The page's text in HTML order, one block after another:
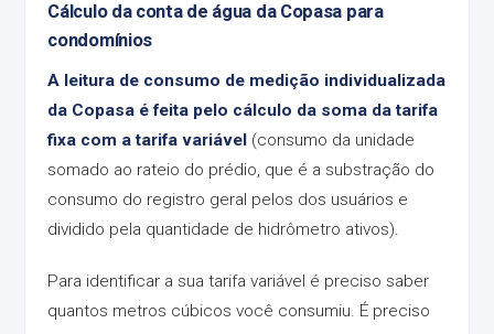
Cálculo da conta de água da Copasa para
condomínios
A leitura de consumo de medição individualizada
da Copasa é feita pelo cálculo da soma da tarifa
fixa com a tarifa variável (consumo da unidade
somado ao rateio do prédio, que é a substração do
consumo do registro geral pelos dos usuários e
dividido pela quantidade de hidrômetro ativos).
Para identificar a sua tarifa variável é preciso saber
quantos metros cúbicos você consumiu. É preciso